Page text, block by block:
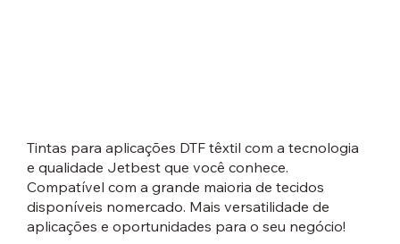
Tintas para aplicações DTF têxtil com a tecnologia
e qualidade Jetbest que você conhece.
Compatível com a grande maioria de tecidos
disponíveis nomercado. Mais versatilidade de
aplicações e oportunidades para o seu negócio!